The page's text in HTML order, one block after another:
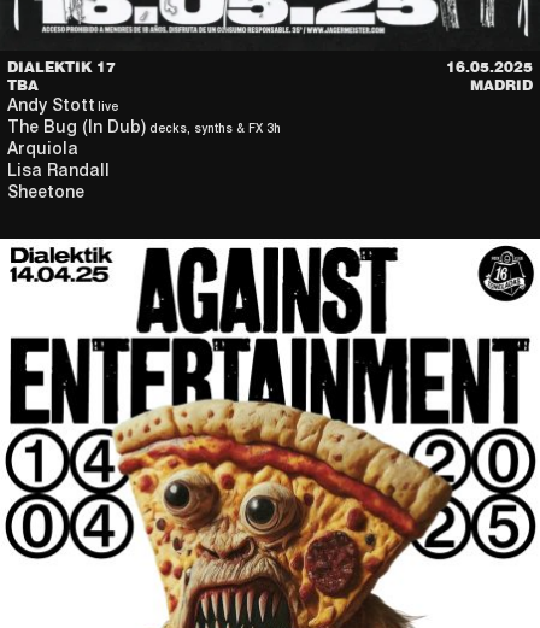
DIALEKTIK 17
16.05.2025
TBA
MADRID
Andy Stott live
The Bug (In Dub) decks, synths & FX 3h
Arquiola
Lisa Randall
Sheetone